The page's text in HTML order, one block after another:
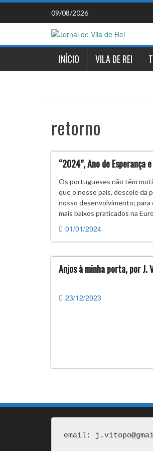
Skip
content
09/08/2026
INÍCIO VILA DE REI
retorno
“2024”, Ano de Esperança
Os portugueses não têm
que o nosso país, descole da
nosso desenvolvimento; para
mais baixos praticados na
01/01/2024
Anjos à minha porta, por J.
23/12/2023
email: